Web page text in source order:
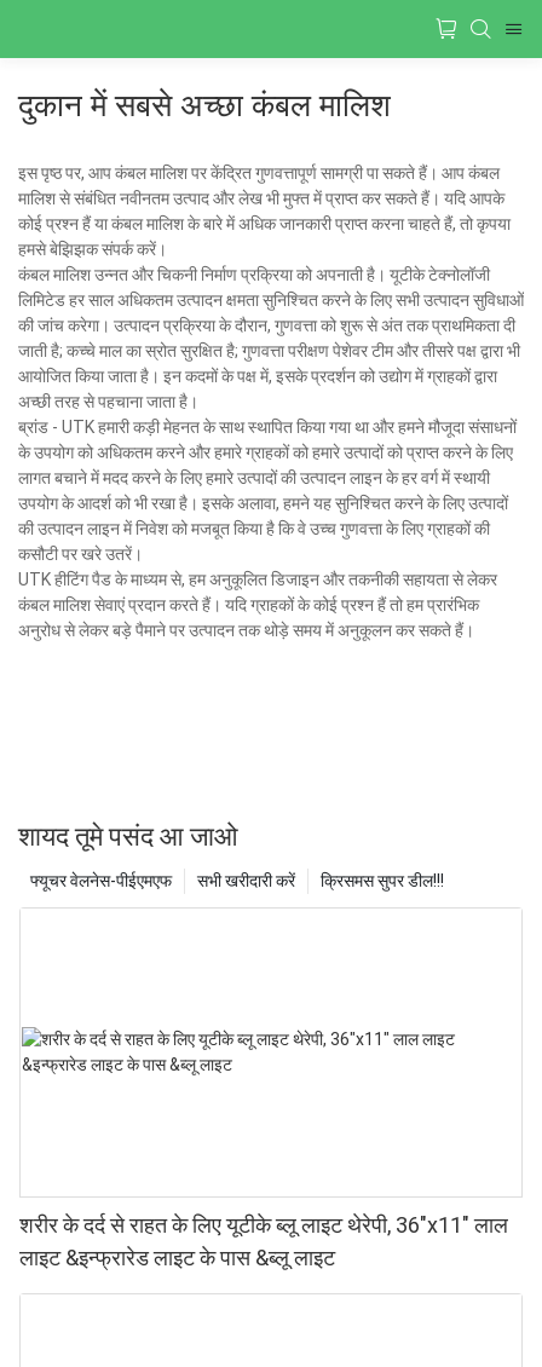
दुकान में सबसे अच्छा कंबल मालिश
इस पृष्ठ पर, आप कंबल मालिश पर केंद्रित गुणवत्तापूर्ण सामग्री पा सकते हैं। आप कंबल
मालिश से संबंधित नवीनतम उत्पाद और लेख भी मुफ्त में प्राप्त कर सकते हैं। यदि आपके
कोई प्रश्न हैं या कंबल मालिश के बारे में अधिक जानकारी प्राप्त करना चाहते हैं, तो कृपया
हमसे बेझिझक संपर्क करें।
कंबल मालिश उन्नत और चिकनी निर्माण प्रक्रिया को अपनाती है। यूटीके टेक्नोलॉजी
लिमिटेड हर साल अधिकतम उत्पादन क्षमता सुनिश्चित करने के लिए सभी उत्पादन सुविधाओं
की जांच करेगा। उत्पादन प्रक्रिया के दौरान, गुणवत्ता को शुरू से अंत तक प्राथमिकता दी
जाती है; कच्चे माल का स्रोत सुरक्षित है; गुणवत्ता परीक्षण पेशेवर टीम और तीसरे पक्ष द्वारा भी
आयोजित किया जाता है। इन कदमों के पक्ष में, इसके प्रदर्शन को उद्योग में ग्राहकों द्वारा
अच्छी तरह से पहचाना जाता है।
ब्रांड - UTK हमारी कड़ी मेहनत के साथ स्थापित किया गया था और हमने मौजूदा संसाधनों
के उपयोग को अधिकतम करने और हमारे ग्राहकों को हमारे उत्पादों को प्राप्त करने के लिए
लागत बचाने में मदद करने के लिए हमारे उत्पादों की उत्पादन लाइन के हर वर्ग में स्थायी
उपयोग के आदर्श को भी रखा है। इसके अलावा, हमने यह सुनिश्चित करने के लिए उत्पादों
की उत्पादन लाइन में निवेश को मजबूत किया है कि वे उच्च गुणवत्ता के लिए ग्राहकों की
कसौटी पर खरे उतरें।
UTK हीटिंग पैड के माध्यम से, हम अनुकूलित डिजाइन और तकनीकी सहायता से लेकर
कंबल मालिश सेवाएं प्रदान करते हैं। यदि ग्राहकों के कोई प्रश्न हैं तो हम प्रारंभिक
अनुरोध से लेकर बड़े पैमाने पर उत्पादन तक थोड़े समय में अनुकूलन कर सकते हैं।
शायद तूमे पसंद आ जाओ
क्रिसमस सुपर डील!!!
सभी खरीदारी करें
फ्यूचर वेलनेस-पीईएमएफ
शरीर के दर्द से राहत के लिए यूटीके ब्लू लाइट थेरेपी, 36"x11" लाल
लाइट &इन्फ्रारेड लाइट के पास &ब्लू लाइट